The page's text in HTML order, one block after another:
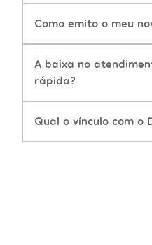
Como emito o meu
A baixa no
rápida?
Qual o vínculo com o